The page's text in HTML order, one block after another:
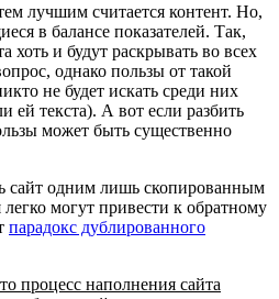
лучшим считается контент. Но,
в балансе показателей. Так,
хоть и будут раскрывать во всех
однако пользы от такой
не будет искать среди них
ей текста). А вот если разбить
может быть существенно
сайт одним лишь скопированным
могут привести к обратному
парадокс дублированного
процесс наполнения сайта